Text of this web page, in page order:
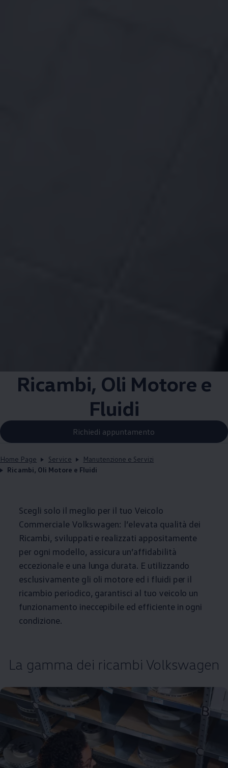
Ricambi, Oli Motore e
Fluidi
Richiedi appuntamento
Home Page Service
Manutenzione e Servizi
Ricambi, Oli Motore e Fluidi
Scegli solo il meglio per il tuo Veicolo
Commerciale Volkswagen: l’elevata qualità dei
Ricambi, sviluppati e realizzati appositamente
per ogni modello, assicura un’affidabilità
eccezionale e una lunga durata. E utilizzando
esclusivamente gli oli motore ed i fluidi per il
ricambio periodico, garantisci al tuo veicolo un
funzionamento ineccepibile ed efficiente in ogni
condizione.
La gamma dei ricambi Volkswagen